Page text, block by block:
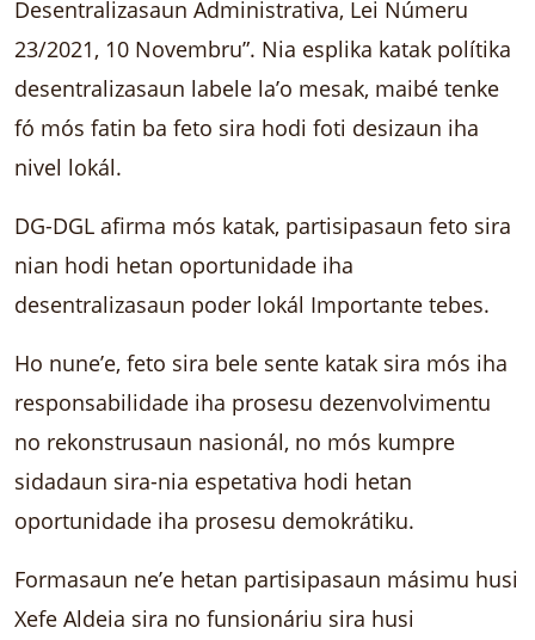
Desentralizasaun Administrativa, Lei Númeru
23/2021, 10 Novembru”. Nia esplika katak polítika
desentralizasaun labele la’o mesak, maibé tenke
fó mós fatin ba feto sira hodi foti desizaun iha
nivel lokál.
DG-DGL afirma mós katak, partisipasaun feto sira
nian hodi hetan oportunidade iha
desentralizasaun poder lokál Importante tebes.
Ho nune’e, feto sira bele sente katak sira mós iha
responsabilidade iha prosesu dezenvolvimentu
no rekonstrusaun nasionál, no mós kumpre
sidadaun sira-nia espetativa hodi hetan
oportunidade iha prosesu demokrátiku.
Formasaun ne’e hetan partisipasaun másimu husi
Xefe Aldeia sira no funsionáriu sira husi